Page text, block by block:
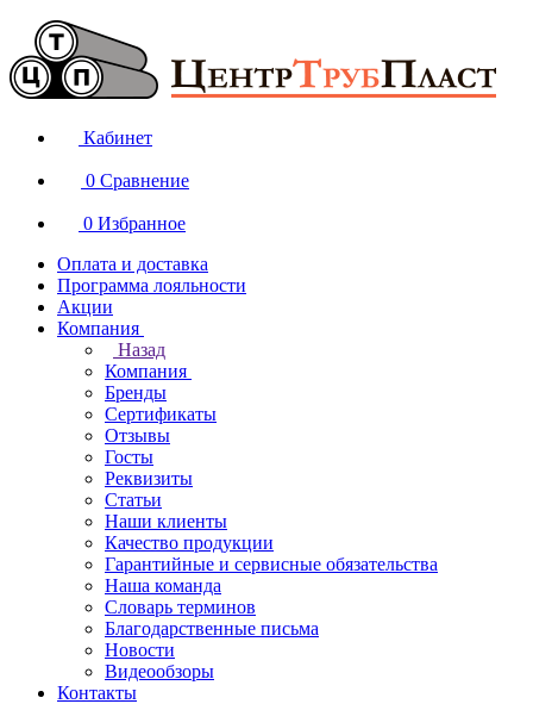
Кабинет
0 Сравнение
0 Избранное
Оплата и доставка
Программа лояльности
Акции
Компания
Назад
Компания
Бренды
Сертификаты
Отзывы
Госты
Реквизиты
Статьи
Наши клиенты
Качество продукции
Гарантийные и сервисные обязательства
Наша команда
Словарь терминов
Благодарственные письма
Новости
Видеообзоры
Контакты